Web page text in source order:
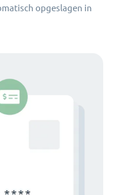
opgeslagen in